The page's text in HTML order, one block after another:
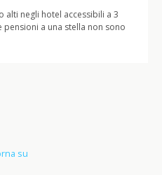
alti negli hotel accessibili a 3
pensioni a una stella non sono
su